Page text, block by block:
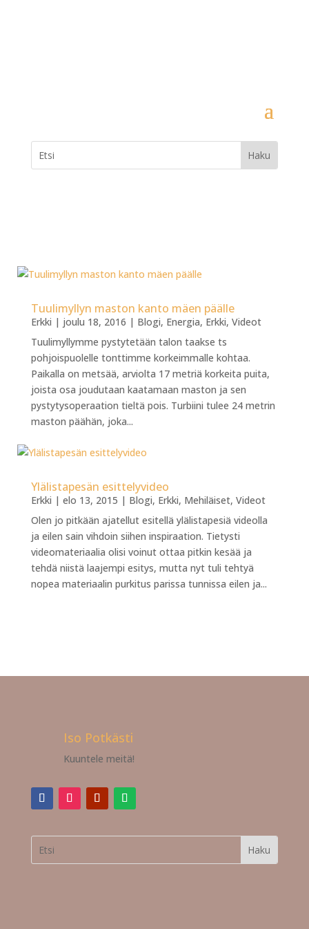
Tuulimyllyn maston kanto mäen päälle
Erkki | joulu 18, 2016 | Blogi, Energia, Erkki, Videot
Tuulimyllymme pystytetään talon taakse ts
pohjoispuolelle tonttimme korkeimmalle kohtaa.
Paikalla on metsää, arviolta 17 metriä korkeita puita,
joista osa joudutaan kaatamaan maston ja sen
pystytysoperaation tieltä pois. Turbiini tulee 24 metrin
maston päähän, joka...
Ylälistapesän esittelyvideo
Erkki | elo 13, 2015 | Blogi, Erkki, Mehiläiset, Videot
Olen jo pitkään ajatellut esitellä ylälistapesiä videolla
ja eilen sain vihdoin siihen inspiraation. Tietysti
videomateriaalia olisi voinut ottaa pitkin kesää ja
tehdä niistä laajempi esitys, mutta nyt tuli tehtyä
nopea materiaalin purkitus parissa tunnissa eilen ja...
Iso Potkästi
Kuuntele meitä!